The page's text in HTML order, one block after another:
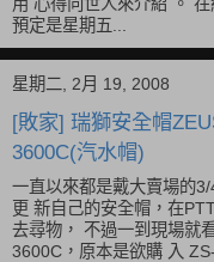
預定是星期五...
星期二, 2月 19, 2008
[敗家] 瑞獅安全帽
3600C(汽水帽)
一直以來都是戴大賣場的
更 新自己的安全帽，在
去尋物， 不過一到現場就
3600C，原本是欲購 入